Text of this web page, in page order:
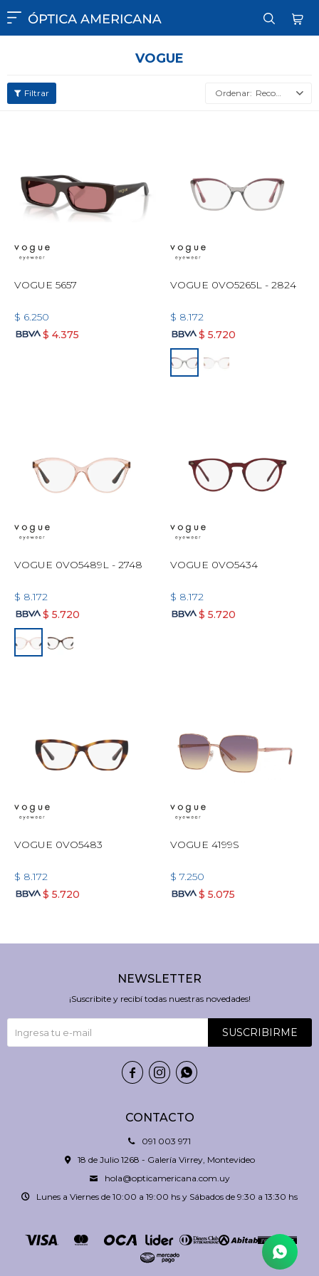

VOGUE
Recomendados
VOGUE 5657
$ 6.250
$ 4.375
VOGUE 0VO5265L - 2824
$ 8.172
$ 5.720
VOGUE 0VO5489L - 2748
$ 8.172
$ 5.720
VOGUE 0VO5434
$ 8.172
$ 5.720
VOGUE 0VO5483
$ 8.172
$ 5.720
VOGUE 4199S
$ 7.250
$ 5.075
CONTACTO
091 003 971
18 de Julio 1268 - Galería Virrey, Montevideo
hola@opticamericana.com.uy
Lunes a Viernes de 10:00 a 19:00 hs y Sábados de 9:30 a 13:30 hs
NEWSLETTER
¡Suscribite y recibí todas nuestras novedades!
SUSCRIBIRME
  